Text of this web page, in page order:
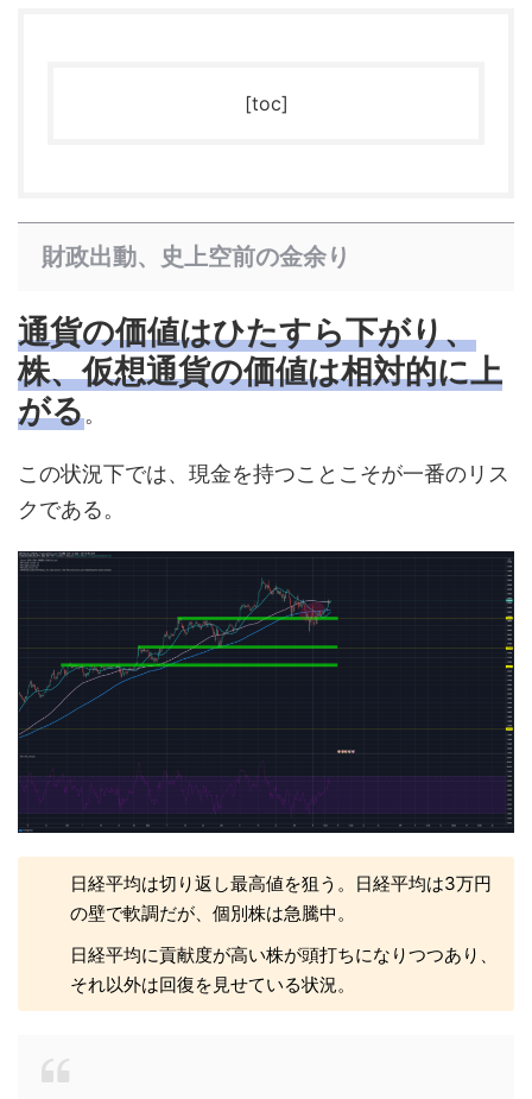
[toc]
財政出動、史上空前の金余り
通貨の価値はひたすら下がり、
株、仮想通貨の価値は相対的に上
がる。
この状況下では、現金を持つことこそが一番のリス
クである。
日経平均は切り返し最高値を狙う。日経平均は3万円
の壁で軟調だが、個別株は急騰中。
日経平均に貢献度が高い株が頭打ちになりつつあり、
それ以外は回復を見せている状況。